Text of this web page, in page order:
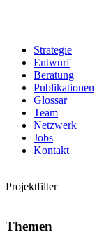
Strategie
Entwurf
Beratung
Publikationen
Glossar
Team
Netzwerk
Jobs
Kontakt
Projektfilter
Themen